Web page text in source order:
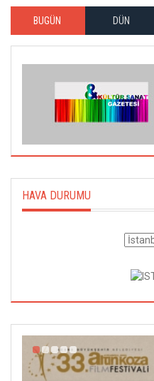
BUGÜN DÜN
HAVA DURUMU